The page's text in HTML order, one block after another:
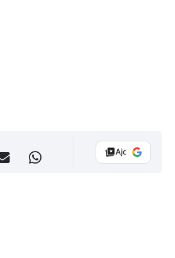
Ajouter Vélo